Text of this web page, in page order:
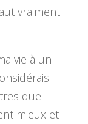
vraiment
vie à un
que
mieux et